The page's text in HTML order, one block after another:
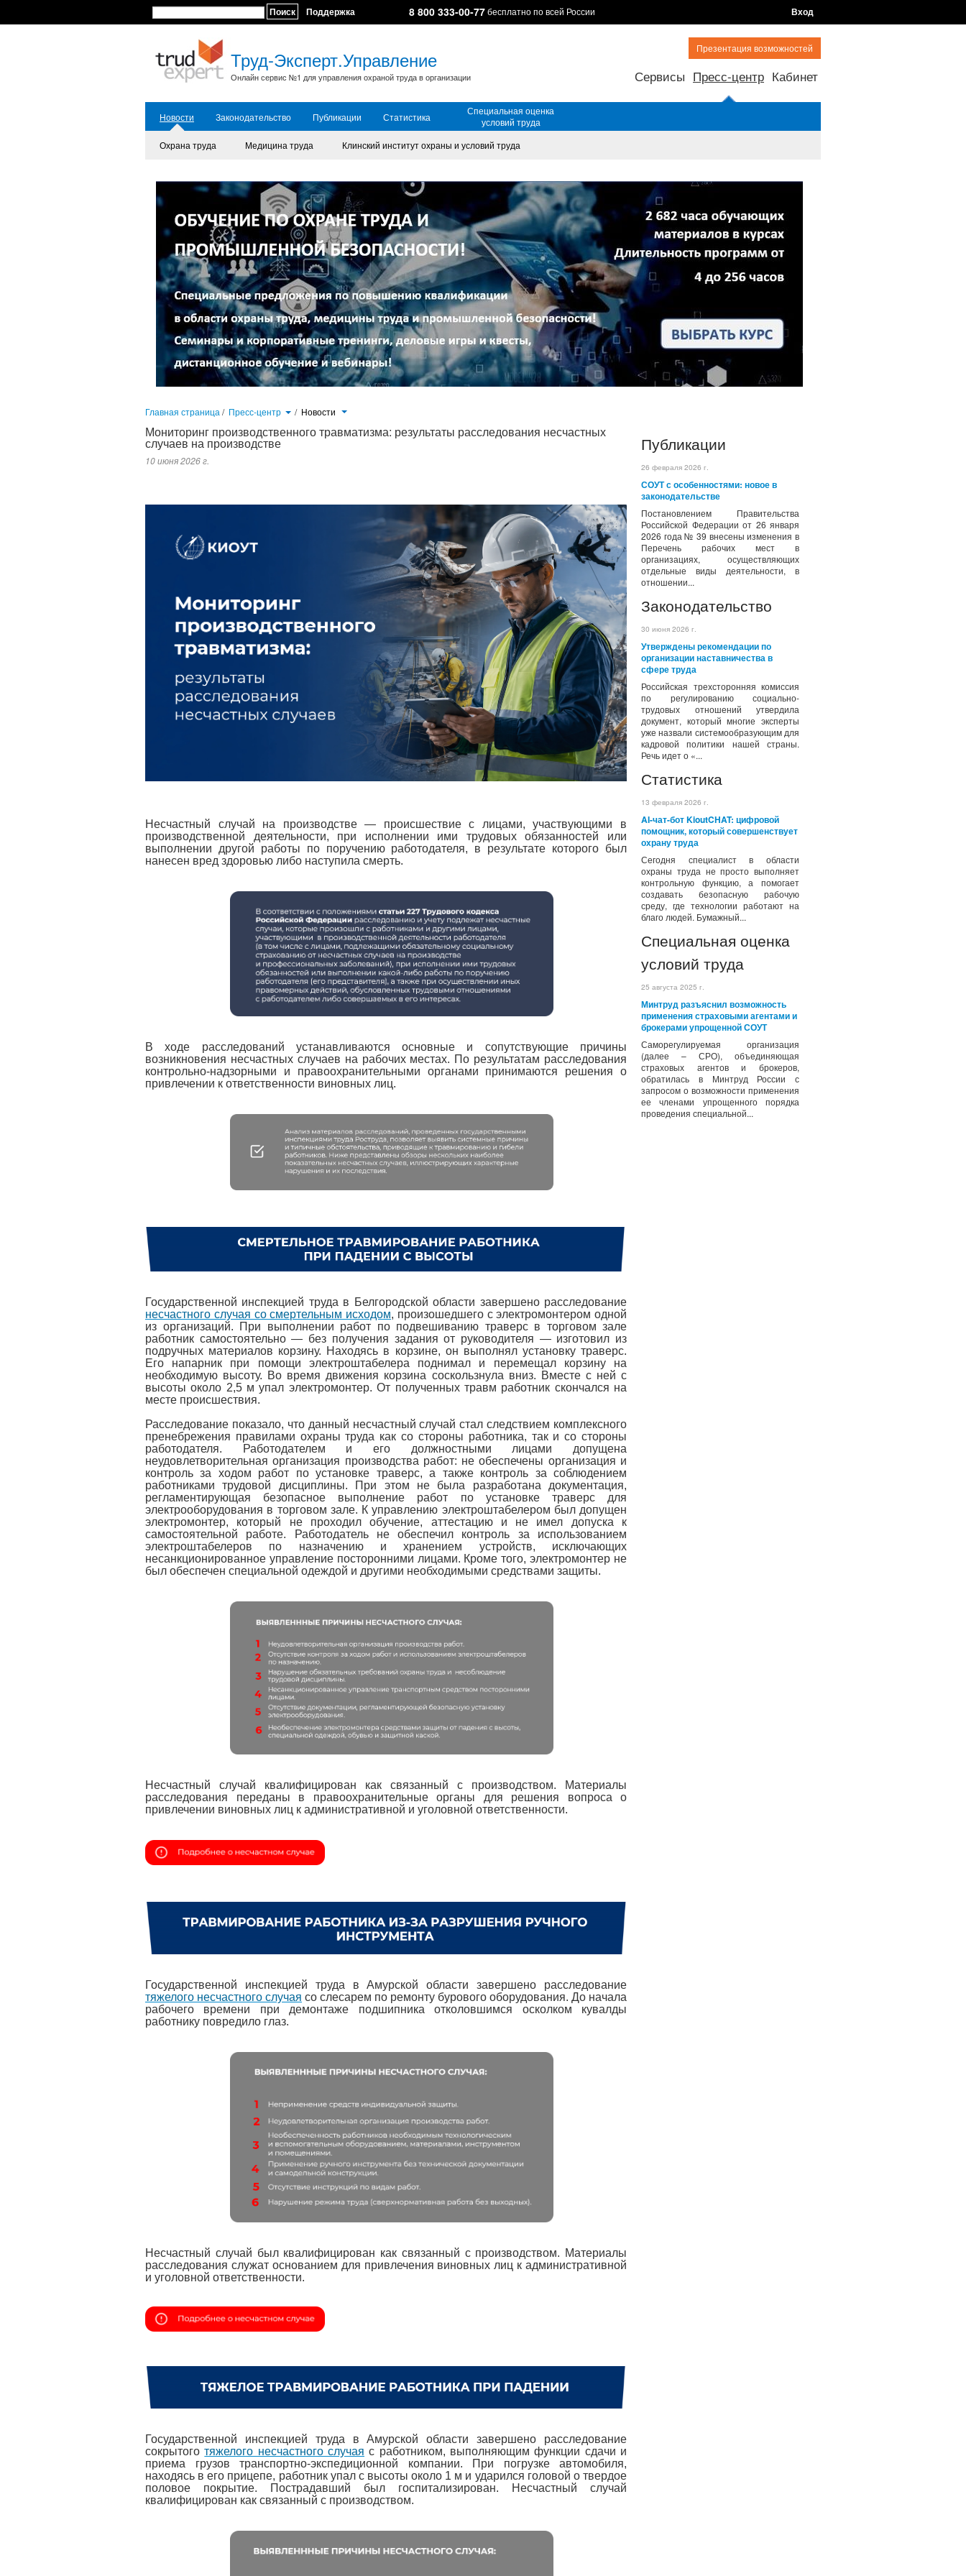
Поиск Поддержка 8 800 333-00-77бесплатно по всей России Вход
Труд-Эксперт.Управление
Онлайн сервис №1 для управления охраной труда в организации
Презентация возможностей
Сервисы Пресс-центр Кабинет
Новости Законодательство Публикации Статистика
Специальная оценка
условий труда
Охрана труда
Медицина труда Клинский институт охраны и условий труда
Главная страница / Пресс-центр / Новости
Публикации
26 февраля 2026 г.
СОУТ с особенностями: новое в
законодательстве
Постановлением Правительства
Российской Федерации от 26 января
2026 года № 39 внесены изменения в
Перечень рабочих мест в
организациях, осуществляющих
отдельные виды деятельности, в
отношении...
Законодательство
30 июня 2026 г.
Утверждены рекомендации по
организации наставничества в
сфере труда
Российская трехсторонняя комиссия
по регулированию социально-
трудовых отношений утвердила
документ, который многие эксперты
уже назвали системообразующим для
кадровой политики нашей страны.
Речь идет о «...
Статистика
13 февраля 2026 г.
AI-чат-бот KioutCHAT: цифровой
помощник, который совершенствует
охрану труда
Сегодня специалист в области
охраны труда не просто выполняет
контрольную функцию, а помогает
создавать безопасную рабочую
среду, где технологии работают на
благо людей. Бумажный...
Специальная оценка
условий труда
25 августа 2025 г.
Минтруд разъяснил возможность
применения страховыми агентами и
брокерами упрощенной СОУТ
Саморегулируемая организация
(далее – СРО), объединяющая
страховых агентов и брокеров,
обратилась в Минтруд России с
запросом о возможности применения
ее членами упрощенного порядка
проведения специальной...
Мониторинг производственного травматизма: результаты расследования несчастных
случаев на производстве
10 июня 2026 г.
Несчастный случай на производстве — происшествие с лицами, участвующими в
производственной деятельности, при исполнении ими трудовых обязанностей или
выполнении другой работы по поручению работодателя, в результате которого был
нанесен вред здоровью либо наступила смерть.
В ходе расследований устанавливаются основные и сопутствующие причины
возникновения несчастных случаев на рабочих местах. По результатам расследования
контрольно-надзорными и правоохранительными органами принимаются решения о
привлечении к ответственности виновных лиц.
Государственной инспекцией труда в Белгородской области завершено расследование
несчастного случая со смертельным исходом, произошедшего с электромонтером одной
из организаций. При выполнении работ по подвешиванию траверс в торговом зале
работник самостоятельно — без получения задания от руководителя — изготовил из
подручных материалов корзину. Находясь в корзине, он выполнял установку траверс.
Его напарник при помощи электроштабелера поднимал и перемещал корзину на
необходимую высоту. Во время движения корзина соскользнула вниз. Вместе с ней с
высоты около 2,5 м упал электромонтер. От полученных травм работник скончался на
месте происшествия.
Расследование показало, что данный несчастный случай стал следствием комплексного
пренебрежения правилами охраны труда как со стороны работника, так и со стороны
работодателя. Работодателем и его должностными лицами допущена
неудовлетворительная организация производства работ: не обеспечены организация и
контроль за ходом работ по установке траверс, а также контроль за соблюдением
работниками трудовой дисциплины. При этом не была разработана документация,
регламентирующая безопасное выполнение работ по установке траверс для
электрооборудования в торговом зале. К управлению электроштабелером был допущен
электромонтер, который не проходил обучение, аттестацию и не имел допуска к
самостоятельной работе. Работодатель не обеспечил контроль за использованием
электроштабелеров по назначению и хранением устройств, исключающих
несанкционированное управление посторонними лицами. Кроме того, электромонтер не
был обеспечен специальной одеждой и другими необходимыми средствами защиты.
Несчастный случай квалифицирован как связанный с производством. Материалы
расследования переданы в правоохранительные органы для решения вопроса о
привлечении виновных лиц к административной и уголовной ответственности.
Государственной инспекцией труда в Амурской области завершено расследование
тяжелого несчастного случая со слесарем по ремонту бурового оборудования. До начала
рабочего времени при демонтаже подшипника отколовшимся осколком кувалды
работнику повредило глаз.
Несчастный случай был квалифицирован как связанный с производством. Материалы
расследования служат основанием для привлечения виновных лиц к административной
и уголовной ответственности.
Государственной инспекцией труда в Амурской области завершено расследование
сокрытоготяжелого несчастного случая с работником, выполняющим функции сдачи и
приема грузов транспортно-экспедиционной компании. При погрузке автомобиля,
находясь в его прицепе, работник упал с высоты около 1 м и ударился головой о твердое
половое покрытие. Пострадавший был госпитализирован. Несчастный случай
квалифицирован как связанный с производством.